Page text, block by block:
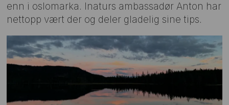
enn i oslomarka. Inaturs ambassadør Anton har
nettopp vært der og deler gladelig sine tips.